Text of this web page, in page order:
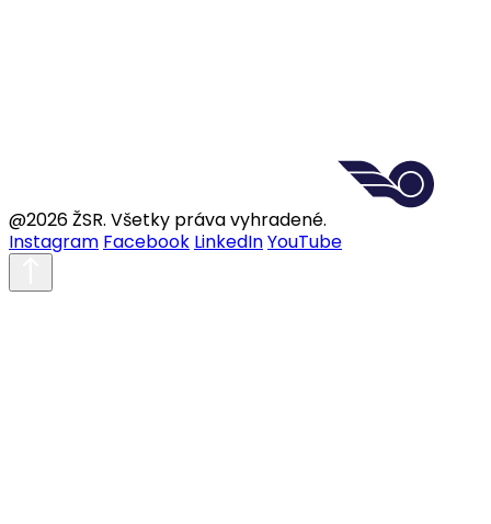
@2026 ŽSR. Všetky práva vyhradené.
Instagram Facebook LinkedInYouTube